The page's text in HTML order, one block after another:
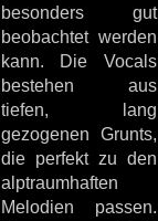
besonders gut
beobachtet werden
kann. Die Vocals
bestehen aus
tiefen, lang
gezogenen Grunts,
die perfekt zu den
alptraumhaften
Melodien passen.